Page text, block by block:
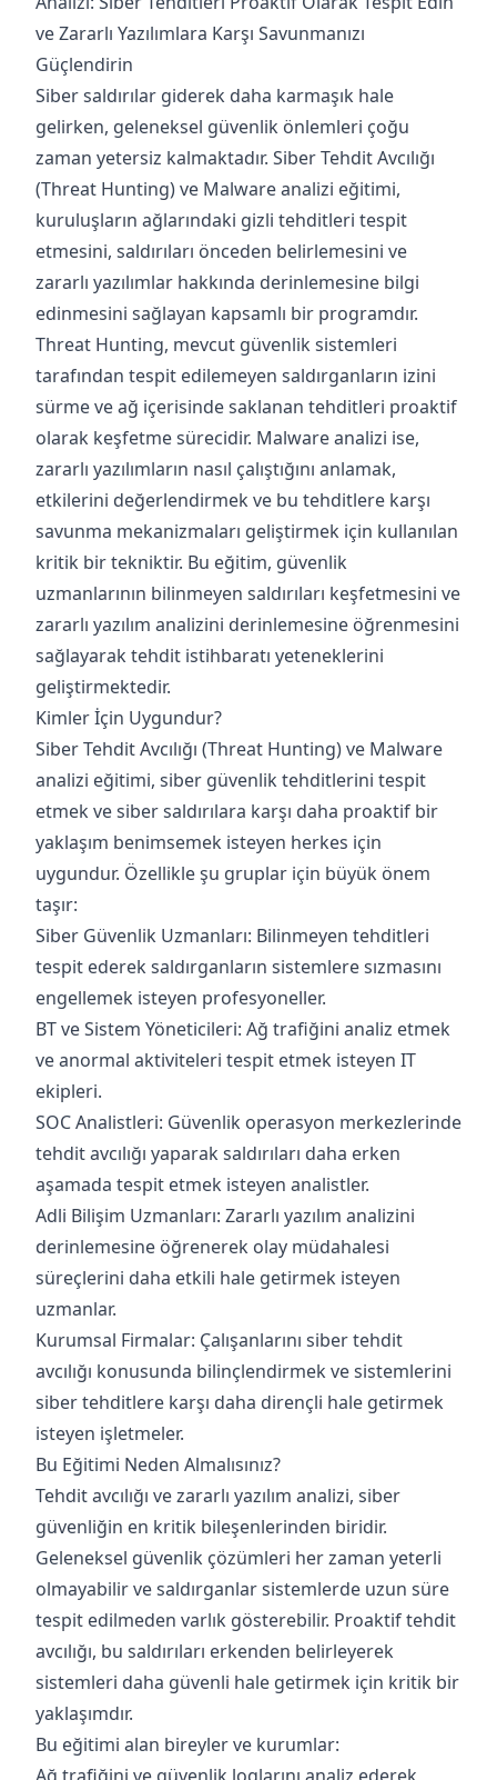
ve Zararlı Yazılımlara Karşı Savunmanızı
Güçlendirin
Siber saldırılar giderek daha karmaşık hale
gelirken, geleneksel güvenlik önlemleri çoğu
zaman yetersiz kalmaktadır. Siber Tehdit Avcılığı
(Threat Hunting) ve Malware analizi eğitimi,
kuruluşların ağlarındaki gizli tehditleri tespit
etmesini, saldırıları önceden belirlemesini ve
zararlı yazılımlar hakkında derinlemesine bilgi
edinmesini sağlayan kapsamlı bir programdır.
Threat Hunting, mevcut güvenlik sistemleri
tarafından tespit edilemeyen saldırganların izini
sürme ve ağ içerisinde saklanan tehditleri proaktif
olarak keşfetme sürecidir. Malware analizi ise,
zararlı yazılımların nasıl çalıştığını anlamak,
etkilerini değerlendirmek ve bu tehditlere karşı
savunma mekanizmaları geliştirmek için kullanılan
kritik bir tekniktir. Bu eğitim, güvenlik
uzmanlarının bilinmeyen saldırıları keşfetmesini ve
zararlı yazılım analizini derinlemesine öğrenmesini
sağlayarak tehdit istihbaratı yeteneklerini
geliştirmektedir.
Kimler İçin Uygundur?
Siber Tehdit Avcılığı (Threat Hunting) ve Malware
analizi eğitimi, siber güvenlik tehditlerini tespit
etmek ve siber saldırılara karşı daha proaktif bir
yaklaşım benimsemek isteyen herkes için
uygundur. Özellikle şu gruplar için büyük önem
taşır:
Siber Güvenlik Uzmanları: Bilinmeyen tehditleri
tespit ederek saldırganların sistemlere sızmasını
engellemek isteyen profesyoneller.
BT ve Sistem Yöneticileri: Ağ trafiğini analiz etmek
ve anormal aktiviteleri tespit etmek isteyen IT
ekipleri.
SOC Analistleri: Güvenlik operasyon merkezlerinde
tehdit avcılığı yaparak saldırıları daha erken
aşamada tespit etmek isteyen analistler.
Adli Bilişim Uzmanları: Zararlı yazılım analizini
derinlemesine öğrenerek olay müdahalesi
süreçlerini daha etkili hale getirmek isteyen
uzmanlar.
Kurumsal Firmalar: Çalışanlarını siber tehdit
avcılığı konusunda bilinçlendirmek ve sistemlerini
siber tehditlere karşı daha dirençli hale getirmek
isteyen işletmeler.
Bu Eğitimi Neden Almalısınız?
Tehdit avcılığı ve zararlı yazılım analizi, siber
güvenliğin en kritik bileşenlerinden biridir.
Geleneksel güvenlik çözümleri her zaman yeterli
olmayabilir ve saldırganlar sistemlerde uzun süre
tespit edilmeden varlık gösterebilir. Proaktif tehdit
avcılığı, bu saldırıları erkenden belirleyerek
sistemleri daha güvenli hale getirmek için kritik bir
yaklaşımdır.
Bu eğitimi alan bireyler ve kurumlar: